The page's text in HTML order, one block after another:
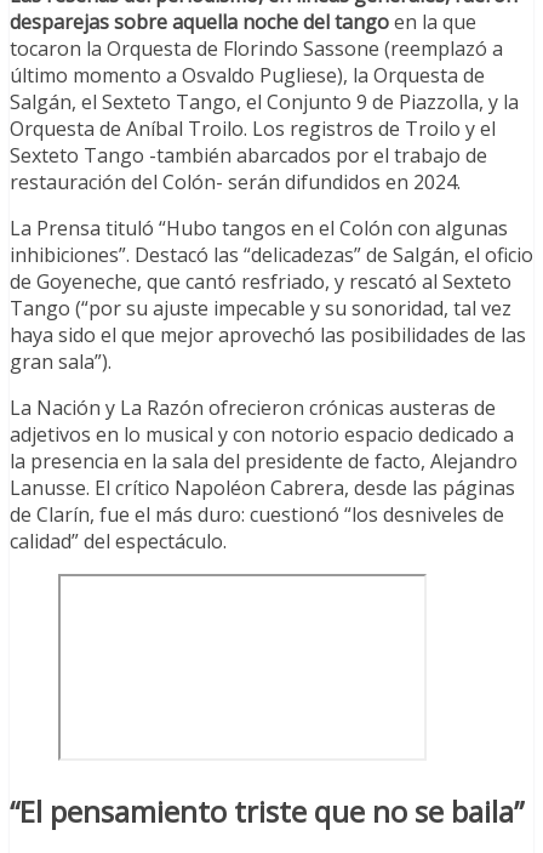
desparejas sobre aquella noche del tangoen la que
tocaron la Orquesta de Florindo Sassone (reemplazó a
último momento a Osvaldo Pugliese), la Orquesta de
Salgán, el Sexteto Tango, el Conjunto 9 de Piazzolla, y la
Orquesta de Aníbal Troilo. Los registros de Troilo y el
Sexteto Tango -también abarcados por el trabajo de
restauración del Colón- serán difundidos en 2024.
La Prensa tituló “Hubo tangos en el Colón con algunas
inhibiciones”. Destacó las “delicadezas” de Salgán, el oficio
de Goyeneche, que cantó resfriado, y rescató al Sexteto
Tango (“por su ajuste impecable y su sonoridad, tal vez
haya sido el que mejor aprovechó las posibilidades de las
gran sala”).
La Nación y La Razón ofrecieron crónicas austeras de
adjetivos en lo musical y con notorio espacio dedicado a
la presencia en la sala del presidente de facto, Alejandro
Lanusse. El crítico Napoléon Cabrera, desde las páginas
de Clarín, fue el más duro: cuestionó “los desniveles de
calidad” del espectáculo.
“El pensamiento triste que no se baila”